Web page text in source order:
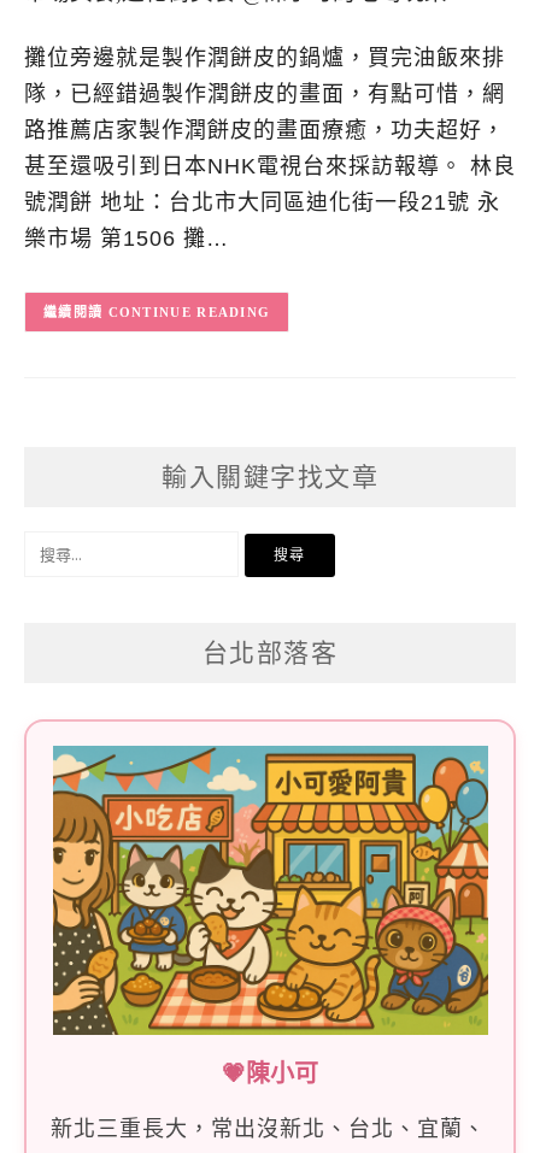
攤位旁邊就是製作潤餅皮的鍋爐，買完油飯來排
隊，已經錯過製作潤餅皮的畫面，有點可惜，網
路推薦店家製作潤餅皮的畫面療癒，功夫超好，
甚至還吸引到日本NHK電視台來採訪報導。 林良
號潤餅 地址：台北市大同區迪化街一段21號 永
樂市場 第1506 攤…
CONTINUE READING
輸入關鍵字找文章
搜
台北部落客
💗陳小可
新北三重長大，常出沒新北、台北、宜蘭、